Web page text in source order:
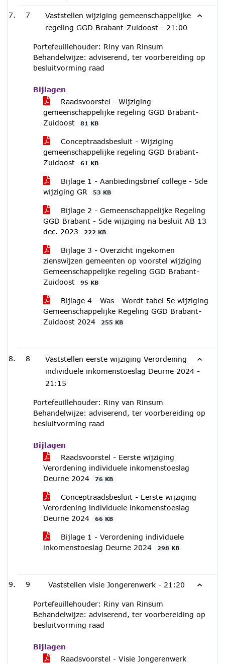
7
Vaststellen wijziging gemeenschappelijke
regeling GGD Brabant-Zuidoost - 21:00
Portefeuillehouder: Riny van Rinsum
Behandelwijze: adviserend, ter voorbereiding op
besluitvorming raad
Bijlagen
Raadsvoorstel - Wijziging
gemeenschappelijke regeling GGD Brabant-
Zuidoost
81 KB
Conceptraadsbesluit - Wijziging
gemeenschappelijke regeling GGD Brabant-
Zuidoost
61 KB
Bijlage 1 - Aanbiedingsbrief college - 5de
wijziging GR
53 KB
Bijlage 2 - Gemeenschappelijke Regeling
GGD Brabant - 5de wijziging na besluit AB 13
dec. 2023
222 KB
Bijlage 3 - Overzicht ingekomen
zienswijzen gemeenten op voorstel wijziging
Gemeenschappelijke regeling GGD Brabant-
Zuidoost
95 KB
Bijlage 4 - Was - Wordt tabel 5e wijziging
Gemeenschappelijke Regeling GGD Brabant-
Zuidoost 2024
255 KB
8
Vaststellen eerste wijziging Verordening
individuele inkomenstoeslag Deurne 2024 -
21:15
Portefeuillehouder: Riny van Rinsum
Behandelwijze: adviserend, ter voorbereiding op
besluitvorming raad
Bijlagen
Raadsvoorstel - Eerste wijziging
Verordening individuele inkomenstoeslag
Deurne 2024
76 KB
Conceptraadsbesluit - Eerste wijziging
Verordening individuele inkomenstoeslag
Deurne 2024
66 KB
Bijlage 1 - Verordening individuele
inkomenstoeslag Deurne 2024
298 KB
9 Vaststellen visie Jongerenwerk - 21:20
Portefeuillehouder: Riny van Rinsum
Behandelwijze: adviserend, ter voorbereiding op
besluitvorming raad
Bijlagen
Raadsvoorstel - Visie Jongerenwerk